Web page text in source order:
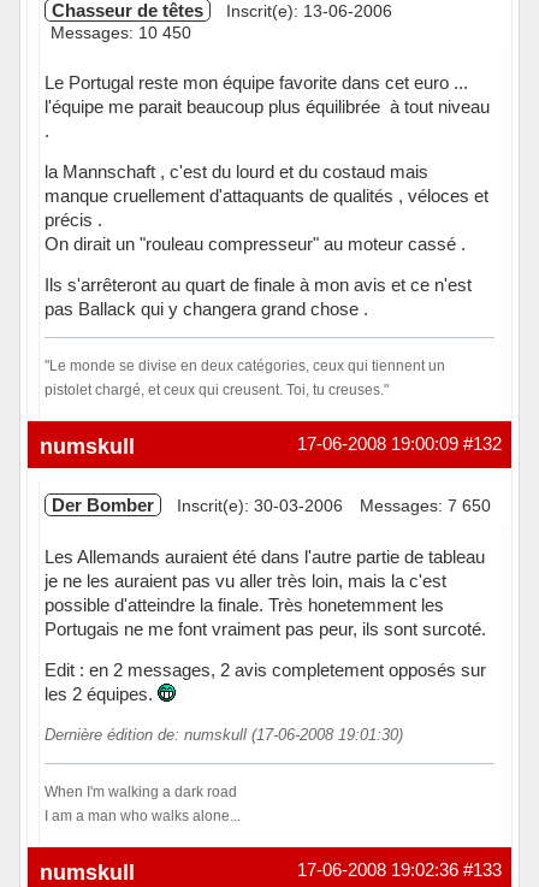
Chasseur de têtes
Inscrit(e): 13-06-2006
Messages: 10 450
Le Portugal reste mon équipe favorite dans cet euro ...
l'équipe me parait beaucoup plus équilibrée à tout niveau
.
la Mannschaft , c'est du lourd et du costaud mais
manque cruellement d'attaquants de qualités , véloces et
précis .
On dirait un "rouleau compresseur" au moteur cassé .
Ils s'arrêteront au quart de finale à mon avis et ce n'est
pas Ballack qui y changera grand chose .
"Le monde se divise en deux catégories, ceux qui tiennent un
pistolet chargé, et ceux qui creusent. Toi, tu creuses."
Hors ligne #132
17-06-2008 19:00:09
numskull
Der Bomber Inscrit(e): 30-03-2006 Messages: 7 650
Les Allemands auraient été dans l'autre partie de tableau
je ne les auraient pas vu aller très loin, mais la c'est
possible d'atteindre la finale. Très honetemment les
Portugais ne me font vraiment pas peur, ils sont surcoté.
Edit : en 2 messages, 2 avis completement opposés sur
les 2 équipes.
Dernière édition de: numskull (17-06-2008 19:01:30)
When I'm walking a dark road
I am a man who walks alone...
Hors ligne #133
17-06-2008 19:02:36
numskull